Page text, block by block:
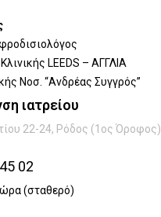
LEEDS – ΑΓΓΛΙΑ
Νοσ. “Ανδρέας Συγγρός”
ιατρείου
22-24, Ρόδος (1ος Όροφος)
02
(σταθερό)